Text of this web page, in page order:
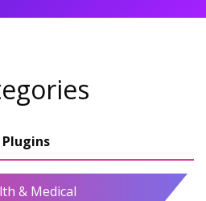
& Medical